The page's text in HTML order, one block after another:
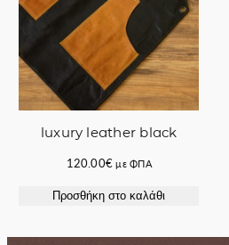
luxury leather black
120.00€ με ΦΠΑ
Προσθήκη στο καλάθι